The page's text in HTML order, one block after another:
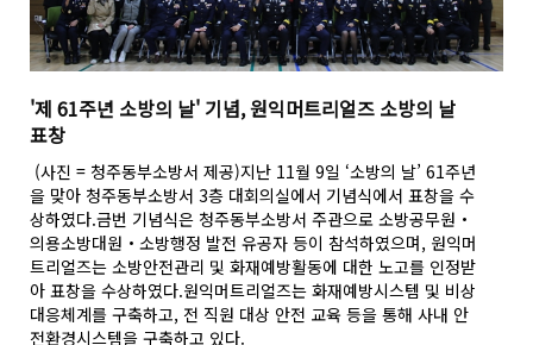
'제 61주년 소방의 날' 기념, 원익머트리얼즈 소방의 날
표창
(사진 = 청주동부소방서 제공)지난 11월 9일 ‘소방의 날’ 61주년
을 맞아 청주동부소방서 3층 대회의실에서 기념식에서 표창을 수
상하였다.금번 기념식은 청주동부소방서 주관으로 소방공무원‧
의용소방대원‧소방행정 발전 유공자 등이 참석하였으며, 원익머
트리얼즈는 소방안전관리 및 화재예방활동에 대한 노고를 인정받
아 표창을 수상하였다.원익머트리얼즈는 화재예방시스템 및 비상
대응체계를 구축하고, 전 직원 대상 안전 교육 등을 통해 사내 안
전환경시스템을 구축하고 있다.